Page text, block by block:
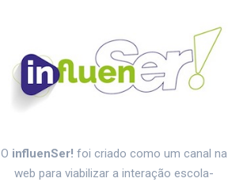
O influenSer! foi criado como um canal na
web para viabilizar a interação escola-